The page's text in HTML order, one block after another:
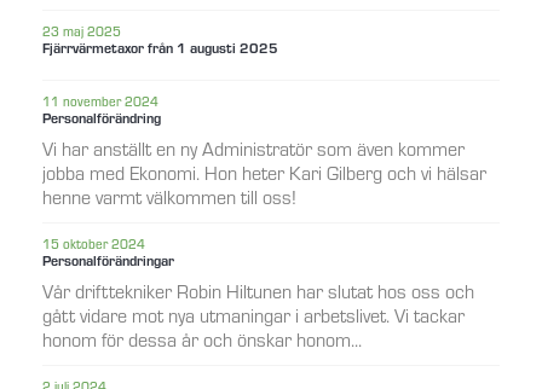
23 maj 2025
Fjärrvärmetaxor från 1 augusti 2025
11 november 2024
Personalförändring
Vi har anställt en ny Administratör som även kommer
jobba med Ekonomi. Hon heter Kari Gilberg och vi hälsar
henne varmt välkommen till oss!
15 oktober 2024
Personalförändringar
Vår drifttekniker Robin Hiltunen har slutat hos oss och
gått vidare mot nya utmaningar i arbetslivet. Vi tackar
honom för dessa år och önskar honom...